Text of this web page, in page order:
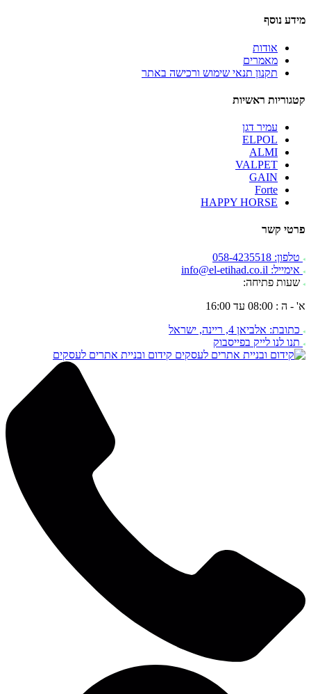
מידע נוסף
אודות
מאמרים
תקנון תנאי שימוש ורכישה באתר
קטגוריות ראשיות
עמיר דגן
ELPOL
ALMI
VALPET
GAIN
Forte
HAPPY HORSE
פרטי קשר
טלפון: 058-4235518
אימייל: info@el-etihad.co.il
שעות פתיחה:
א' - ה : 08:00 עד 16:00
כתובת: אלביאן 4, ריינה, ישראל
תנו לנו לייק בפייסבוק
קידום ובניית אתרים לעסקים